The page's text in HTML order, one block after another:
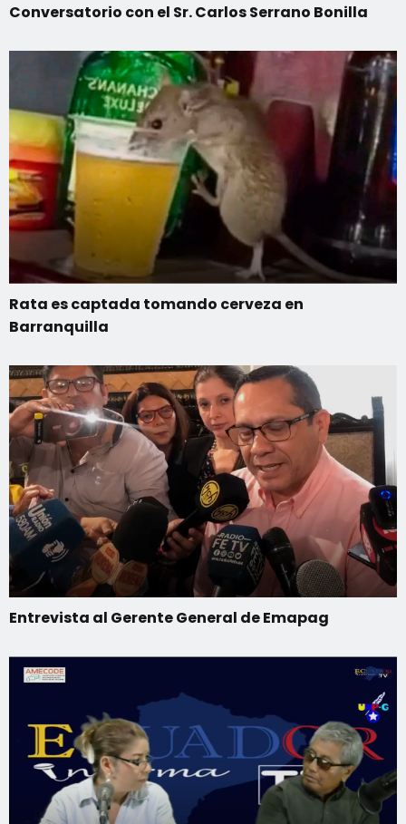
Conversatorio con el Sr. Carlos Serrano Bonilla
Rata es captada tomando cerveza en
Barranquilla
Entrevista al Gerente General de Emapag